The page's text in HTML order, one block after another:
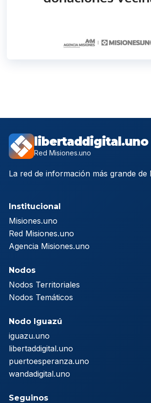
libertaddigital.uno
Red Misiones.uno
La red de información más grande de
Institucional
Misiones.uno
Red Misiones.uno
Agencia Misiones.uno
Nodos
Nodos Territoriales
Nodos Temáticos
Nodo Iguazú
iguazu.uno
libertaddigital.uno
puertoesperanza.uno
wandadigital.uno
Seguinos